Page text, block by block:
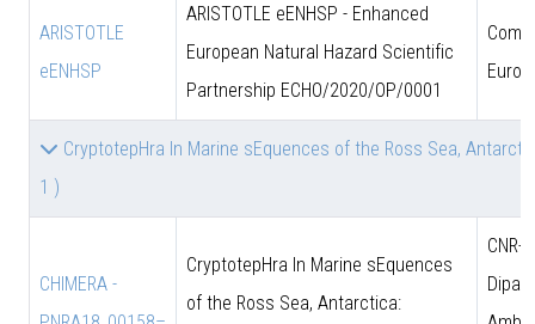
ARISTOTLE
eENHSP
ARISTOTLE eENHSP - Enhanced
European Natural Hazard Scientific
Partnership ECHO/2020/OP/0001
CryptotepHra In Marine sEquences of the Ross Sea,
1 )
CHIMERA -
CryptotepHra In Marine sEquences
of the Ross Sea, Antarctica:
CNR-